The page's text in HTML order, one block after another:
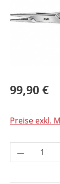
99,90 €
Preise exkl.
Produkt